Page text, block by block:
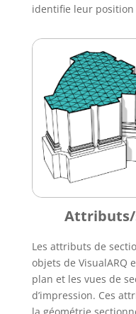
identifie leur position
Attributs/
Les attributs de
objets de VisualARQ
plan et les vues de
d’impression. Ces